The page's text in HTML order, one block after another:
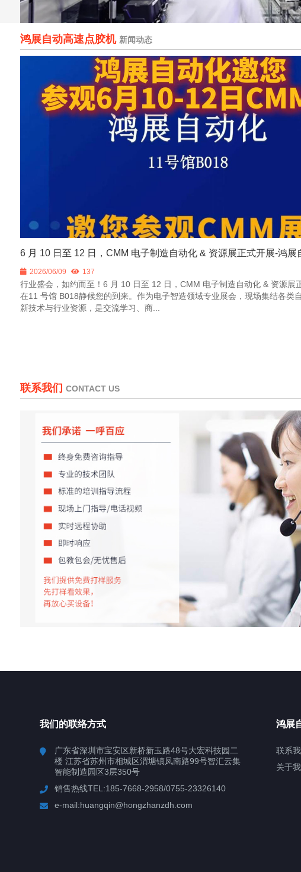
鸿展自动高速点胶机 新闻动态
6 月 10 日至 12 日，CMM 电子制造自动化 & 资源展正式开展-鸿展
2026/06/09 137
行业盛会，如约而至！6 月 10 日至 12 日，CMM 电子制造自动化 & 资源展
在11 号馆 B018静候您的到来。作为电子智造领域专业展会，现场集结各类
新技术与行业资源，是交流学习、商...
联系我们 CONTACT US
我们的联络方式
广东省深圳市宝安区新桥新玉路48号大宏科技园二
楼 江苏省苏州市相城区渭塘镇凤南路99号智汇云集
智能制造园区3层350号
销售热线TEL:185-7668-2958/0755-23326140
e-mail:huangqin@hongzhanzdh.com
鸿展
联系
关于